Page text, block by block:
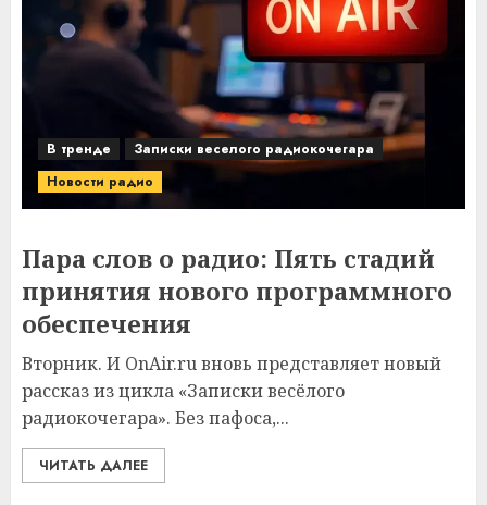
В тренде
Записки веселого радиокочегара
Новости радио
Пара слов о радио: Пять стадий
принятия нового программного
обеспечения
Вторник. И OnAir.ru вновь представляет новый
рассказ из цикла «Записки весёлого
радиокочегара». Без пафоса,...
ЧИТАТЬ ДАЛЕЕ